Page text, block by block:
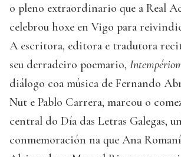
o pleno extraordinario que a Real
celebrou hoxe en Vigo para
A escritora, editora e tradutora
seu derradeiro poemario,
diálogo coa música de Fernando
Nut e Pablo Carrera, marcou o
central do Día das Letras Galegas,
conmemoración na que Ana